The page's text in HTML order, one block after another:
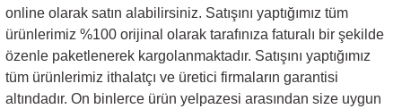
online olarak satın alabilirsiniz. Satışını yaptığımız tüm
ürünlerimiz %100 orijinal olarak tarafınıza faturalı bir şekilde
özenle paketlenerek kargolanmaktadır. Satışını yaptığımız
tüm ürünlerimiz ithalatçı ve üretici firmaların garantisi
altındadır. On binlerce ürün yelpazesi arasından size uygun